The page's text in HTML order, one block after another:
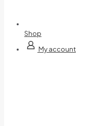
Shop
My account